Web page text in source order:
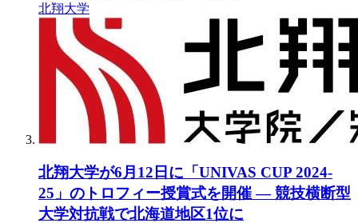
北翔大学
北翔大学が6月12日に「UNIVAS CUP 2024-
25」のトロフィー授賞式を開催 ― 競技横断型
大学対抗戦で北海道地区1位に